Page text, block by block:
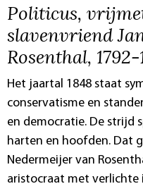
Politicus,
slavenvriend
Rosenthal, 1792-
Het jaartal 1848 staat
conservatisme en
en democratie. De strijd
harten en hoofden. Dat
Nedermeijer van
aristocraat met verlichte